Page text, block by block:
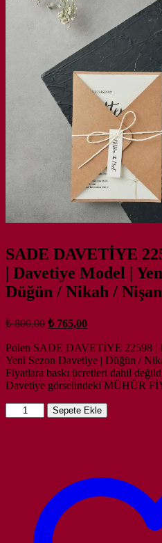
SADE DAVETİYE
| Davetiye Model |
Düğün / Nikah /
₺800,00 Orijinal
₺ 800,00.
₺765,00Şu
fiyat:
₺ 765,00.
Polen SADE DAVETİYE 22598
Yeni Sezon Davetiye | Düğün /
Fiyatlara baskı ücretleri dahil
Davetiye görselindeki MÜHÜR
SADE
DAVETİYE
Sepete Ekle